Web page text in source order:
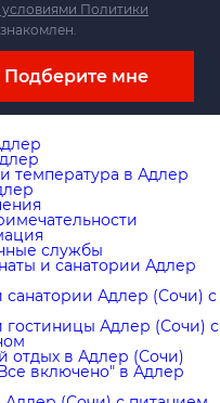
условиями Политики
Подберите мне
температура в Адлер
службы
и санатории Адлер
санатории Адлер (Сочи) с
гостиницы Адлер (Сочи) с
отдых в Адлер (Сочи)
включено" в Адлер